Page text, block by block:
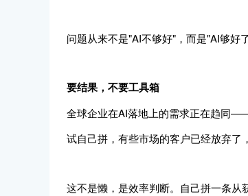
问题从来不是"AI不够好"，而是"AI够好
要结果，不要工具箱
全球企业在AI落地上的需求正在趋同
试自己拼，有些市场的客户已经放弃了
这不是懒，是效率判断。自己拼一条